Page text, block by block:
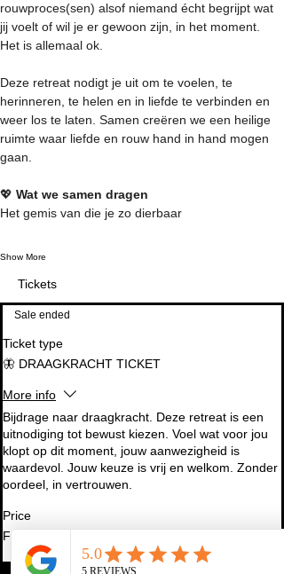
rouwproces(sen) alsof niemand écht begrijpt wat
jij voelt of wil je er gewoon zijn, in het moment.
Het is allemaal ok.
Deze retreat nodigt je uit om te voelen, te
herinneren, te helen en in liefde te verbinden en
weer los te laten. Samen creëren we een heilige
ruimte waar liefde en rouw hand in hand mogen
gaan.
💖 Wat we samen dragen
Het gemis van die je zo dierbaar
Show More
Tickets
Sale ended
Ticket type
🦋 DRAAGKRACHT TICKET
More info
Bijdrage naar draagkracht. Deze retreat is een
uitnodiging tot bewust kiezen. Voel wat voor jou
klopt op dit moment, jouw aanwezigheid is
waardevol. Jouw keuze is vrij en welkom. Zonder
oordeel, in vertrouwen.
Price
From €69.00 to €111.00